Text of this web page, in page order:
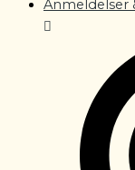
Anmeldelser